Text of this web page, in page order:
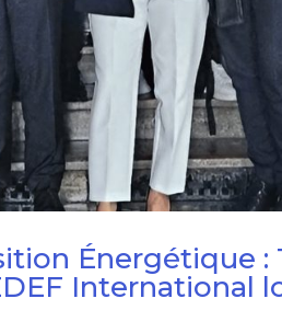
Énergétique :
International